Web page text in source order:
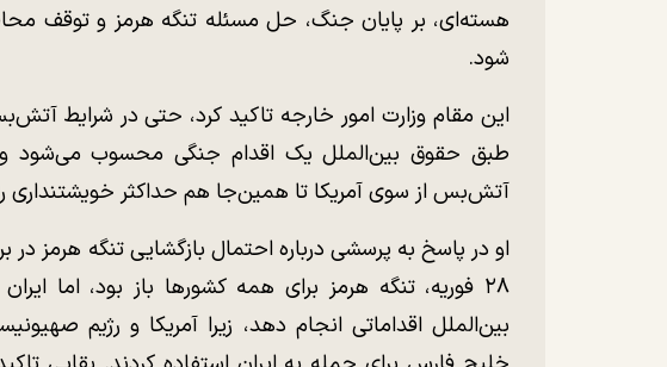
هسته‌ای، بر پایان جنگ، حل مسئله تنگه هرمز و توقف
شود.
این مقام وزارت امور خارجه تاکید کرد، حتی در شرایط
طبق حقوق بین‌الملل یک اقدام جنگی محسوب می‌شود و
آتش‌بس از سوی آمریکا تا همین‌جا هم حداکثر خویشتنداری
او در پاسخ به پرسشی درباره احتمال بازگشایی تنگه هرمز در
۲۸ فوریه، تنگه هرمز برای همه کشور‌ها باز بود،
بین‌الملل اقداماتی انجام دهد، زیرا آمریکا و رژیم